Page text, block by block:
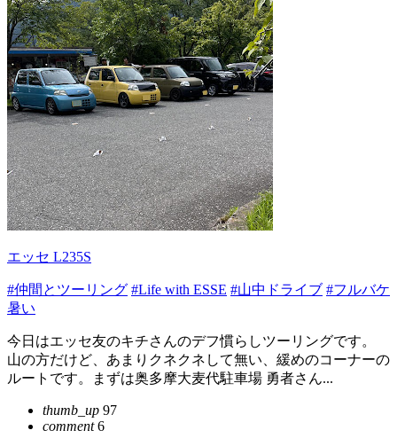
エッセ L235S
#仲間とツーリング #Life with ESSE #山中ドライブ #フルバケ
暑い
今日はエッセ友のキチさんのデフ慣らしツーリングです。
山の方だけど、あまりクネクネして無い、緩めのコーナーの
ルートです。まずは奥多摩大麦代駐車場 勇者さん...
thumb_up 97
comment6